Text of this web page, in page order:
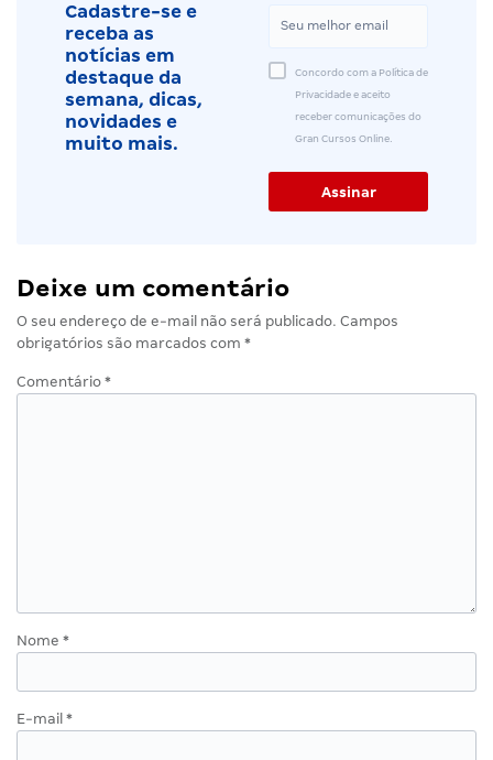
Cadastre-se e
receba as
notícias em
destaque da
semana, dicas,
novidades e
muito mais.
Concordo com a Política de
Privacidade e aceito
receber comunicações do
Gran Cursos Online.
Deixe um comentário
O seu endereço de e-mail não será publicado. Campos
obrigatórios são marcados com *
Comentário *
Nome *
E-mail *